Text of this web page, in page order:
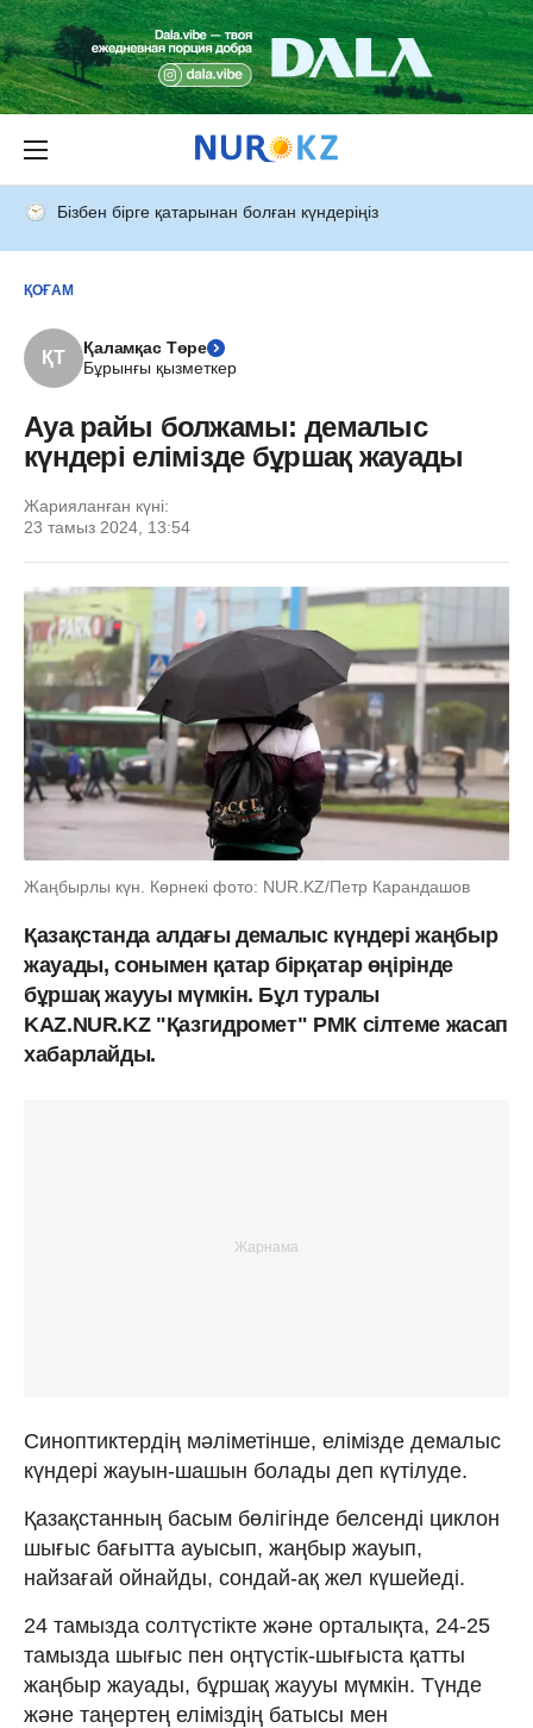
Бізбен бірге қатарынан болған күндеріңіз
ҚОҒАМ
ҚТ
Қаламқас Төре
Бұрынғы қызметкер
Ауа райы болжамы: демалыс
күндері елімізде бұршақ жауады
Жарияланған күні:
23 тамыз 2024, 13:54
Жаңбырлы күн. Көрнекі фото: NUR.KZ/Петр Карандашов
Қазақстанда алдағы демалыс күндері жаңбыр
жауады, сонымен қатар бірқатар өңірінде
бұршақ жаууы мүмкін. Бұл туралы
KAZ.NUR.KZ "Қазгидромет" РМК сілтеме жасап
хабарлайды.
Синоптиктердің мәліметінше, елімізде демалыс
күндері жауын-шашын болады деп күтілуде.
Қазақстанның басым бөлігінде белсенді циклон
шығыс бағытта ауысып, жаңбыр жауып,
найзағай ойнайды, сондай-ақ жел күшейеді.
24 тамызда солтүстікте және орталықта, 24-25
тамызда шығыс пен оңтүстік-шығыста қатты
жаңбыр жауады, бұршақ жаууы мүмкін. Түнде
және таңертең еліміздің батысы мен